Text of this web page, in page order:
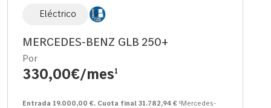
Eléctrico
MERCEDES-BENZ GLB 250+
Por
330,00€/mes1
Entrada 19.000,00 €. Cuota final 31.782,94 € ¹Mercedes-